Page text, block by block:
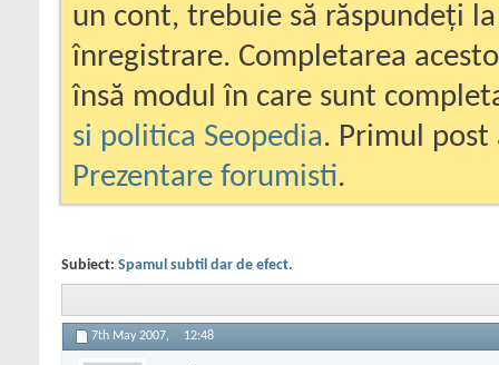
un cont, trebuie să răspundeți
înregistrare. Completarea
însă modul în care sunt
si politica Seopedia. Primul
Prezentare forumisti.
Subiect: Spamul subtil dar de efect.
7th May 2007, 12:48